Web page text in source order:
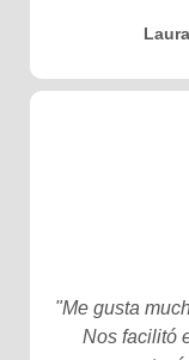
"Me gusta
Nos facilitó